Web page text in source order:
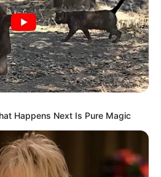
Happens Next Is Pure Magic